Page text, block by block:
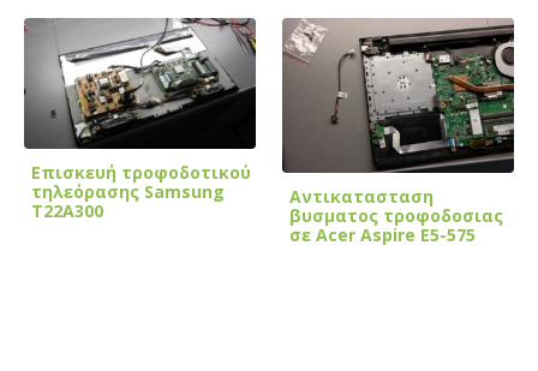
Επισκευή τροφοδοτικού
τηλεόρασης Samsung
T22A300
Αντικατασταση
βυσματος τροφοδοσιας
σε Acer Aspire Ε5-575